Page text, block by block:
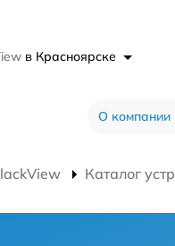
в Красноярске
О компании
Каталог